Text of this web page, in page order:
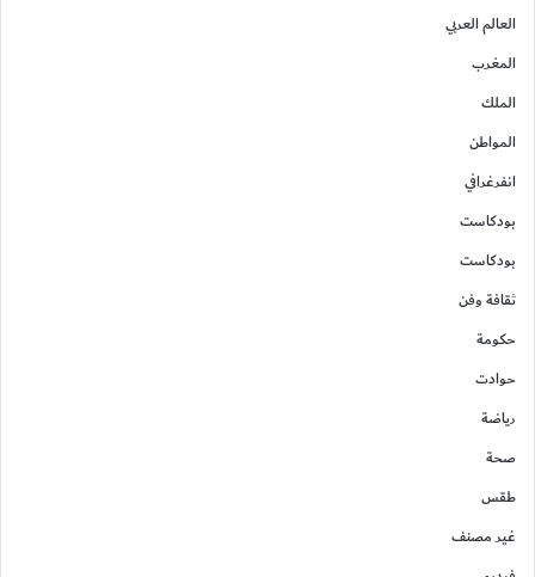
العالم العربي
المغرب
الملك
المواطن
انفرغرافي
بودكاست
بودكاست
ثقافة وفن
حكومة
حوادت
رياضة
صحة
طقس
غير مصنف